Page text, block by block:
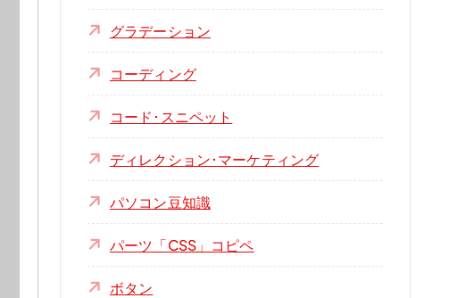
グラデーション
コーディング
コード･スニペット
ディレクション･マーケティング
パソコン豆知識
パーツ「CSS」コピペ
ボタン